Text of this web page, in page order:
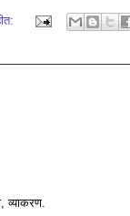
व्याकरण.